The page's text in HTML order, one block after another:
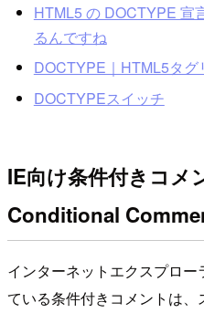
HTML5 の DOCTYPE 宣
るんですね
DOCTYPE｜HTML5タグ
DOCTYPEスイッチ
IE向け条件付きコメ
Conditional
インターネットエクスプロ
ている条件付きコメントは、